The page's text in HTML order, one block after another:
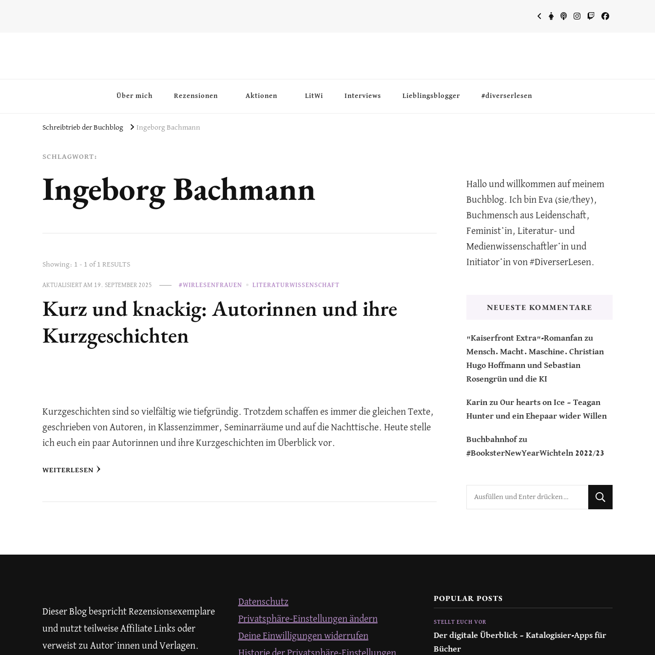
Über mich Rezensionen Aktionen LitWi Interviews Lieblingsblogger #diverserlesen
Schreibtrieb der Buchblog Ingeborg Bachmann
SCHLAGWORT:
Ingeborg Bachmann
Showing: 1 - 1 of 1 RESULTS
AKTUALISIERT AM 19. SEPTEMBER 2025 #WIRLESENFRAUEN LITERATURWISSENSCHAFT
Kurz und knackig: Autorinnen und ihre
Kurzgeschichten
Kurzgeschichten sind so vielfältig wie tiefgründig. Trotzdem schaffen es immer die gleichen Texte,
geschrieben von Autoren, in Klassenzimmer, Seminarräume und auf die Nachttische. Heute stelle
ich euch ein paar Autorinnen und ihre Kurzgeschichten im Überblick vor.
WEITERLESEN
Hallo und willkommen auf meinem
Buchblog. Ich bin Eva (sie/they),
Buchmensch aus Leidenschaft,
Feminist*in, Literatur- und
Medienwissenschaftler*in und
Initiator*in von #DiverserLesen.
NEUESTE KOMMENTARE
"Kaiserfront Extra"-Romanfan zu
Mensch. Macht. Maschine. Christian
Hugo Hoffmann und Sebastian
Rosengrün und die KI
Karin zu Our hearts on Ice – Teagan
Hunter und ein Ehepaar wider Willen
Buchbahnhofzu
#BooksterNewYearWichteln 2022/23
Suchst
du
Dieser Blog bespricht Rezensionsexemplare
und nutzt teilweise Affiliate Links oder
verweist zu Autor*innen und Verlagen.
Datenschutz
Privatsphäre-Einstellungen ändern
Deine Einwilligungen widerrufen
Historie der Privatsphäre-Einstellungen
POPULAR POSTS
STELLT EUCH VOR
Der digitale Überblick – Katalogisier-Apps für
Bücher